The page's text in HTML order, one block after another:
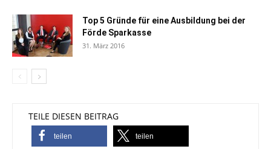
Top 5 Gründe für eine Ausbildung bei der
Förde Sparkasse
31. März 2016
TEILE DIESEN BEITRAG
teilen teilen